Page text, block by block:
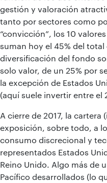
gestión y valoración
tanto por sectores como
“convicción”, los 10
suman hoy el 45% del
diversificación del fondo
solo valor, de un 25% por
la excepción de Estados
(aquí suele invertir entre el
A cierre de 2017, la cartera
exposición, sobre todo, a
consumo discrecional y
representados Estados
Reino Unido. Algo más de
Pacífico desarrollados (lo